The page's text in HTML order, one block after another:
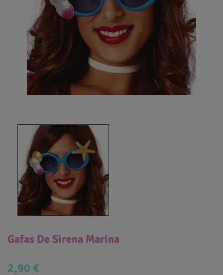
Gafas De Sirena Marina
2,90 €